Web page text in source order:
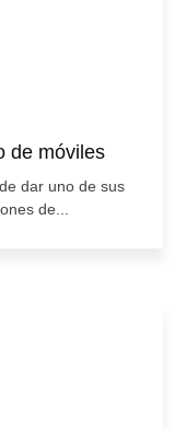
de móviles
dar uno de sus
de...